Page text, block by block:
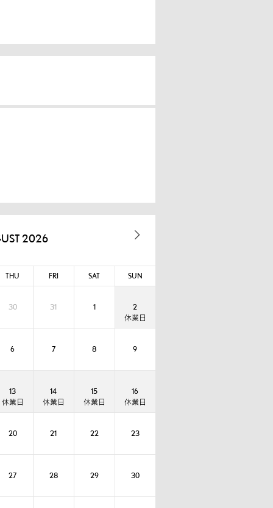
2026
THU FRI SAT SUN
30 31 1 2
6 7 8 9
13 14 15 16
20 21 22 23
27 28 29 30